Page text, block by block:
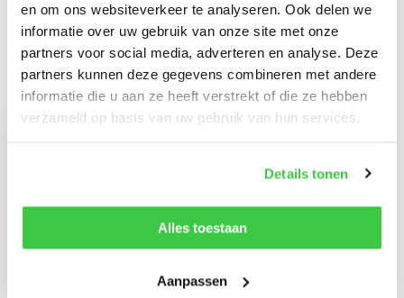
en om ons websiteverkeer te analyseren. Ook delen we
informatie over uw gebruik van onze site met onze
partners voor social media, adverteren en analyse. Deze
partners kunnen deze gegevens combineren met andere
informatie die u aan ze heeft verstrekt of die ze hebben
verzameld op basis van uw gebruik van hun services.
Details tonen
Alles toestaan
Aanpassen
Delen
Recent bekeken